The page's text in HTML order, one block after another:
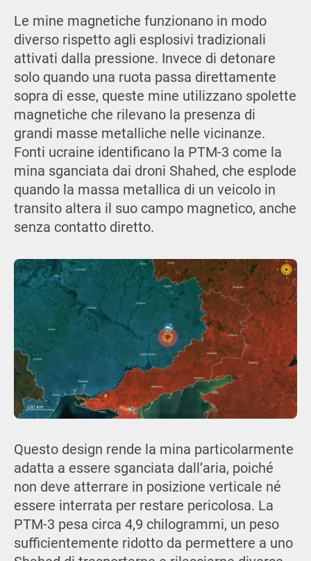
Le mine magnetiche funzionano in modo
diverso rispetto agli esplosivi tradizionali
attivati dalla pressione. Invece di detonare
solo quando una ruota passa direttamente
sopra di esse, queste mine utilizzano spolette
magnetiche che rilevano la presenza di
grandi masse metalliche nelle vicinanze.
Fonti ucraine identificano la PTM-3 come la
mina sganciata dai droni Shahed, che esplode
quando la massa metallica di un veicolo in
transito altera il suo campo magnetico, anche
senza contatto diretto.
Questo design rende la mina particolarmente
adatta a essere sganciata dall’aria, poiché
non deve atterrare in posizione verticale né
essere interrata per restare pericolosa. La
PTM-3 pesa circa 4,9 chilogrammi, un peso
sufficientemente ridotto da permettere a uno